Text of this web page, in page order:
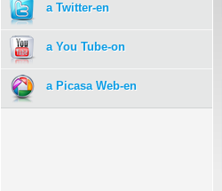
a Twitter-en
a You Tube-on
a Picasa Web-en